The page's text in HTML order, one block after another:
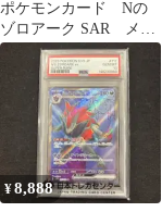
ポケモンカード Nの
ゾロアーク SAR メガ
ドリーム
¥8,888